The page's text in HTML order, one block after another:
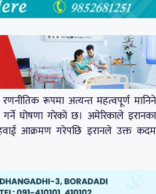
रूपमा अत्यन्त महत्वपूर्ण मानिने
घोषणा गरेको छ। अमेरिकाले इरानका
आक्रमण गरेपछि इरानले उक्त कदम